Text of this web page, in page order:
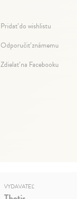
Pridať do wishlistu
Odporučiť známemu
Zdielať na Facebooku
VYDAVATEĽ